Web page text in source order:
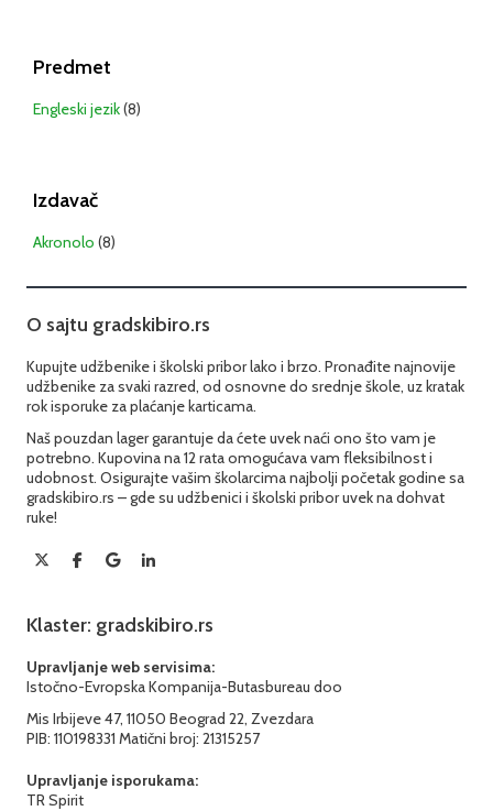
Predmet
Engleski jezik(8)
Izdavač
Akronolo (8)
O sajtu gradskibiro.rs
Kupujte udžbenike i školski pribor lako i brzo. Pronađite najnovije
udžbenike za svaki razred, od osnovne do srednje škole, uz kratak
rok isporuke za plaćanje karticama.
Naš pouzdan lager garantuje da ćete uvek naći ono što vam je
potrebno. Kupovina na 12 rata omogućava vam fleksibilnost i
udobnost. Osigurajte vašim školarcima najbolji početak godine sa
gradskibiro.rs – gde su udžbenici i školski pribor uvek na dohvat
ruke!
Klaster: gradskibiro.rs
Upravljanje web servisima:
Istočno-Evropska Kompanija-Butasbureau doo
Mis Irbijeve 47, 11050 Beograd 22, Zvezdara
PIB: 110198331 Matični broj: 21315257
Upravljanje isporukama:
TR Spirit